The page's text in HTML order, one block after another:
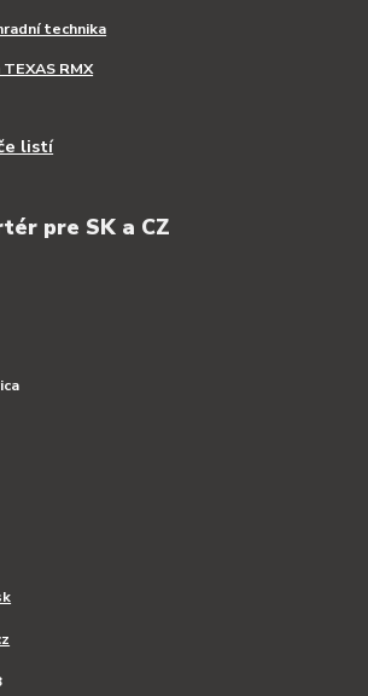
technika
RMX
listí
pre SK a CZ